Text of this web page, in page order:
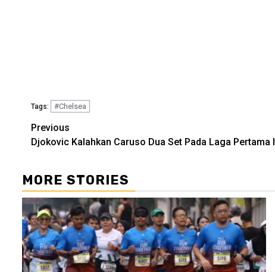
Tags: #Chelsea
Continue
Reading
Previous
Djokovic Kalahkan Caruso Dua Set Pada Laga Pertama
MORE STORIES